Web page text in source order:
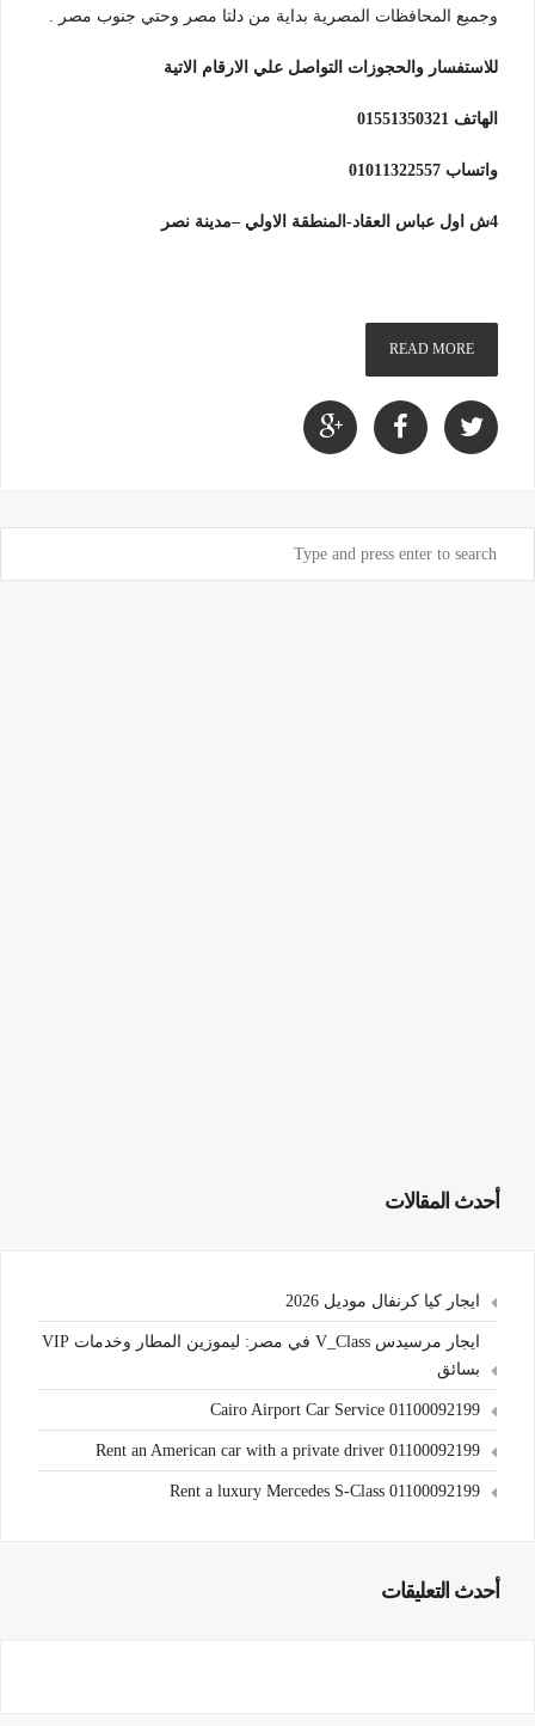
وجميع المحافظات المصرية بداية من دلتا مصر وحتي جنوب مصر .
للاستفسار والحجوزات التواصل علي الارقام الاتية
الهاتف 01551350321
واتساب 01011322557
4ش اول عباس العقاد-المنطقة الاولي –مدينة نصر
READ MORE
أحدث المقالات
ايجار كيا كرنفال موديل 2026
ايجار مرسيدس V_Class في مصر: ليموزين المطار وخدمات VIP
بسائق
Cairo Airport Car Service 01100092199
Rent an American car with a private driver 01100092199
Rent a luxury Mercedes S-Class 01100092199
أحدث التعليقات